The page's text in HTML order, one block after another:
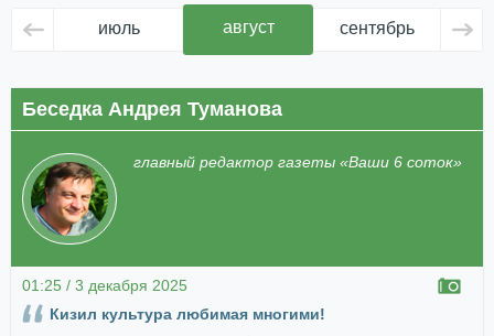
июль август сентябрь
Беседка Андрея Туманова
главный редактор газеты «Ваши 6 соток»
01:25 / 3 декабря 2025
Кизил культура любимая многими!